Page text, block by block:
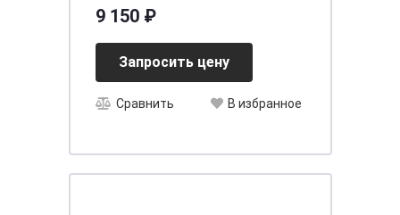
261x175x220 E25 575 412 068
9 150 ₽
Запросить цену
Сравнить В избранное